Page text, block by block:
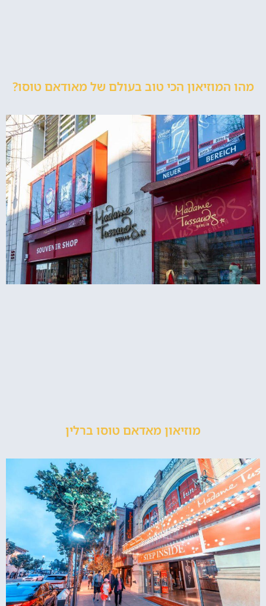
מהו המוזיאון הכי טוב בעולם של מאודאם טוסו?
מוזיאון מאדאם טוסו ברלין